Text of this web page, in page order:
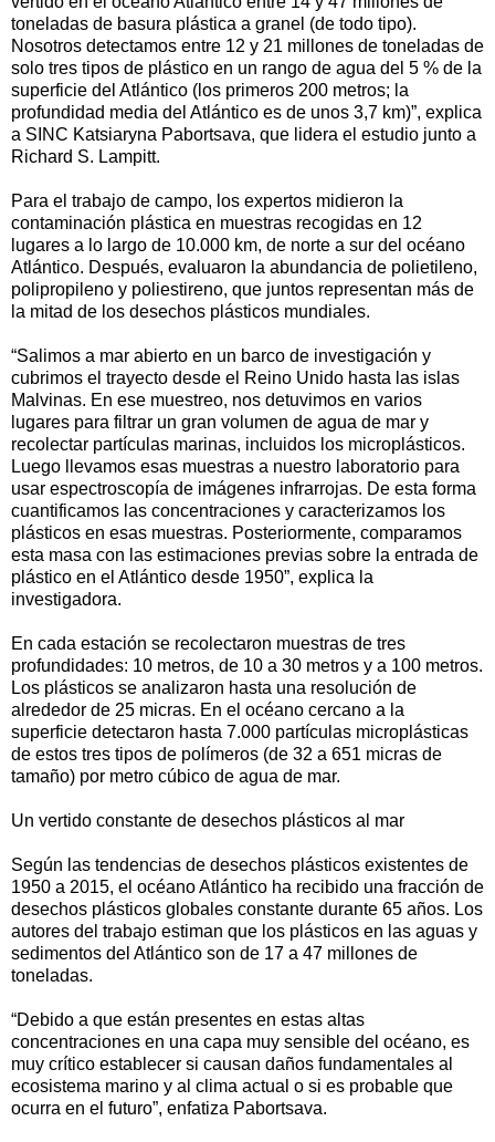
toneladas de basura plástica a granel (de todo tipo).
Nosotros detectamos entre 12 y 21 millones de toneladas de
solo tres tipos de plástico en un rango de agua del 5 % de la
superficie del Atlántico (los primeros 200 metros; la
profundidad media del Atlántico es de unos 3,7 km)”, explica
a SINC Katsiaryna Pabortsava, que lidera el estudio junto a
Richard S. Lampitt.
Para el trabajo de campo, los expertos midieron la
contaminación plástica en muestras recogidas en 12
lugares a lo largo de 10.000 km, de norte a sur del océano
Atlántico. Después, evaluaron la abundancia de polietileno,
polipropileno y poliestireno, que juntos representan más de
la mitad de los desechos plásticos mundiales.
“Salimos a mar abierto en un barco de investigación y
cubrimos el trayecto desde el Reino Unido hasta las islas
Malvinas. En ese muestreo, nos detuvimos en varios
lugares para filtrar un gran volumen de agua de mar y
recolectar partículas marinas, incluidos los microplásticos.
Luego llevamos esas muestras a nuestro laboratorio para
usar espectroscopía de imágenes infrarrojas. De esta forma
cuantificamos las concentraciones y caracterizamos los
plásticos en esas muestras. Posteriormente, comparamos
esta masa con las estimaciones previas sobre la entrada de
plástico en el Atlántico desde 1950”, explica la
investigadora.
En cada estación se recolectaron muestras de tres
profundidades: 10 metros, de 10 a 30 metros y a 100 metros.
Los plásticos se analizaron hasta una resolución de
alrededor de 25 micras. En el océano cercano a la
superficie detectaron hasta 7.000 partículas microplásticas
de estos tres tipos de polímeros (de 32 a 651 micras de
tamaño) por metro cúbico de agua de mar.
Un vertido constante de desechos plásticos al mar
Según las tendencias de desechos plásticos existentes de
1950 a 2015, el océano Atlántico ha recibido una fracción de
desechos plásticos globales constante durante 65 años. Los
autores del trabajo estiman que los plásticos en las aguas y
sedimentos del Atlántico son de 17 a 47 millones de
toneladas.
“Debido a que están presentes en estas altas
concentraciones en una capa muy sensible del océano, es
muy crítico establecer si causan daños fundamentales al
ecosistema marino y al clima actual o si es probable que
ocurra en el futuro”, enfatiza Pabortsava.